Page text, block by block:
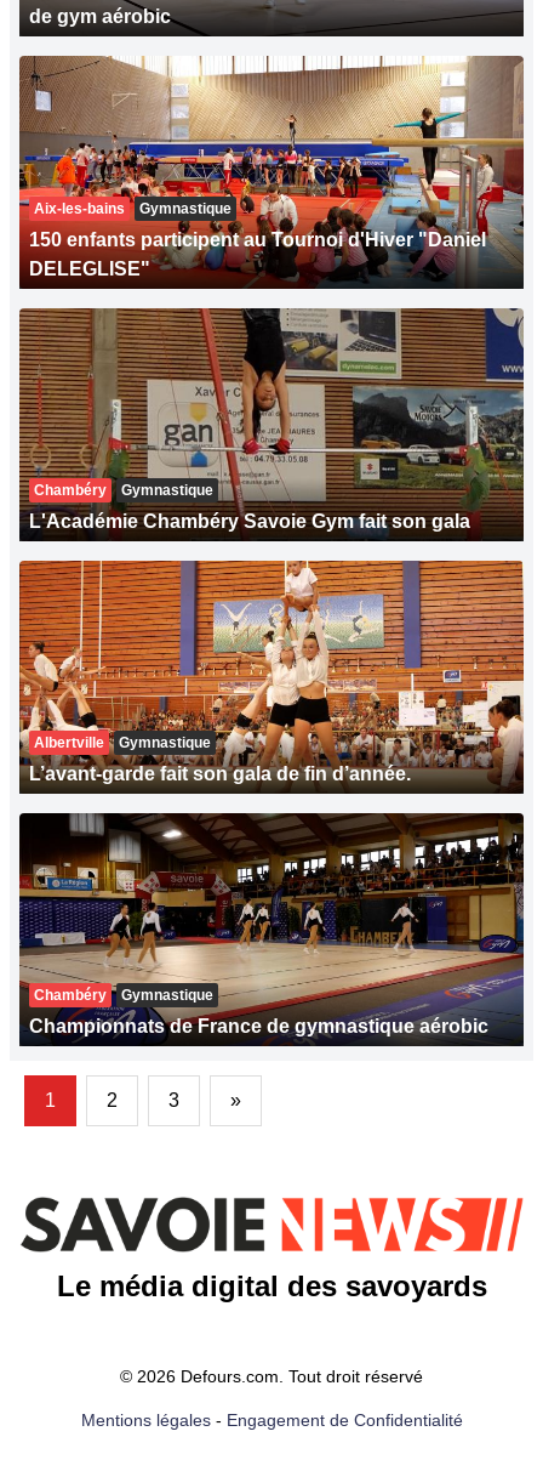
de gym aérobic
Aix-les-bains Gymnastique
150 enfants participent au Tournoi d'Hiver "Daniel
DELEGLISE"
Chambéry Gymnastique
L'Académie Chambéry Savoie Gym fait son gala
Albertville Gymnastique
L’avant-garde fait son gala de fin d’année.
Chambéry Gymnastique
Championnats de France de gymnastique aérobic
1 2 3 »
Le média digital des savoyards
© 2026 Defours.com. Tout droit réservé
Mentions légales- Engagement de Confidentialité